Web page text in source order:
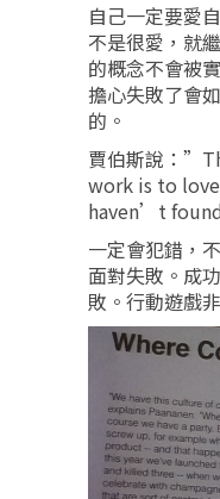
自己一定要愛
不是很愛，就
的概念不會被
擔心失敗了會
的。
賈伯斯說：
work is to
haven’t
一定會犯錯，
面對失敗。成
敗。行動遊戲